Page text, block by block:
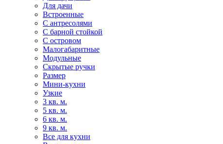
Для дачи
Встроенные
С антресолями
С барной стойкой
С островом
Малогабаритные
Модульные
Скрытые ручки
Размер
Мини-кухни
Узкие
3 кв. м.
5 кв. м.
6 кв. м.
9 кв. м.
Все для кухни